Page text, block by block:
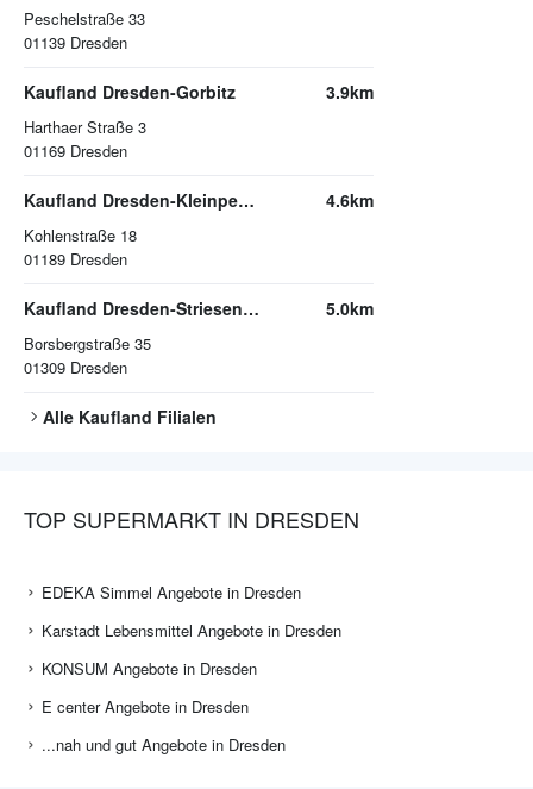
Peschelstraße 33
01139 Dresden
Kaufland Dresden-Gorbitz
Harthaer Straße 3
01169 Dresden
3.9km
Kaufland Dresden-Kleinpestitz
Kohlenstraße 18
01189 Dresden
4.6km
Kaufland Dresden-Striesen-West
Borsbergstraße 35
01309 Dresden
5.0km
Alle Kaufland Filialen
TOP SUPERMARKT IN DRESDEN
EDEKA Simmel Angebote in Dresden
Karstadt Lebensmittel Angebote in Dresden
KONSUM Angebote in Dresden
E center Angebote in Dresden
...nah und gut Angebote in Dresden